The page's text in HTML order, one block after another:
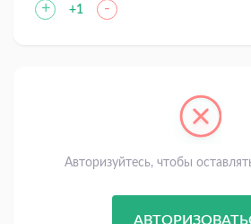
+ +1 -
Авторизуйтесь, чтобы